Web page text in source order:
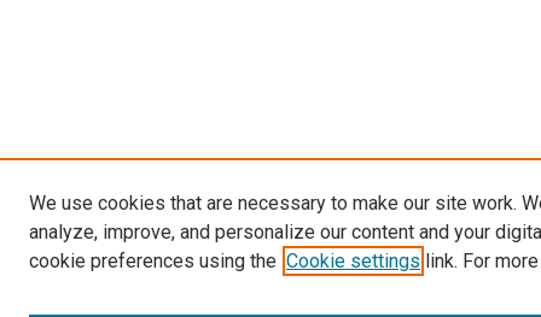
We use cookies that are necessary to make our site work.
analyze, improve, and personalize our content and your
cookie preferences using the Cookie settings link. For